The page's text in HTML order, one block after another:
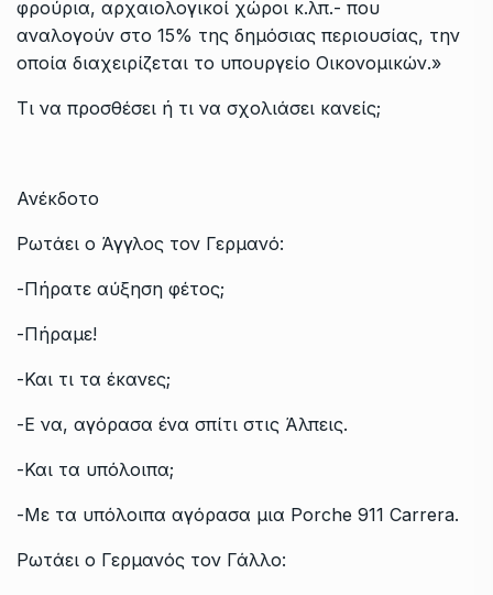
φρούρια, αρχαιολογικοί χώροι κ.λπ.- που
αναλογούν στο 15% της δημόσιας περιουσίας, την
οποία διαχειρίζεται το υπουργείο Οικονομικών.»
Τι να προσθέσει ή τι να σχολιάσει κανείς;
Ανέκδοτο
Ρωτάει ο Άγγλος τον Γερμανό:
-Πήρατε αύξηση φέτος;
-Πήραμε!
-Και τι τα έκανες;
-Ε να, αγόρασα ένα σπίτι στις Άλπεις.
-Και τα υπόλοιπα;
-Με τα υπόλοιπα αγόρασα μια Porche 911 Carrera.
Ρωτάει ο Γερμανός τον Γάλλο: